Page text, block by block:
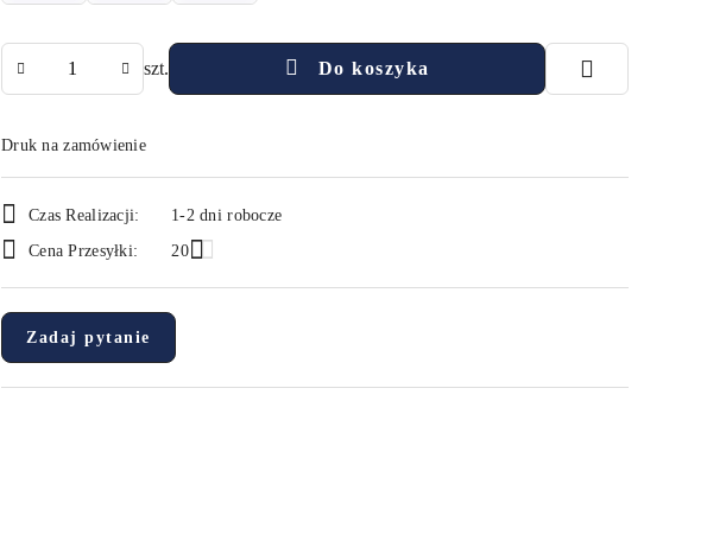
szt. Do koszyka
Druk na zamówienie
Dostępność
i
Czas Realizacji:
1-2 dni robocze
Cena Przesyłki:
20
Zadaj pytanie